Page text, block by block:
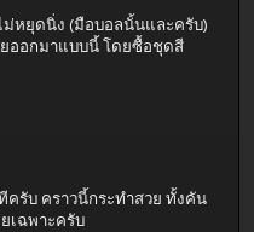
หยุดนิ่ง (มือบอลนั้นและครับ)
ยออกมาแบบนี้ โดยซื้อชุดสี
รับ คราวนี้กระทำสวย ทั้งคัน
เฉพาะครับ